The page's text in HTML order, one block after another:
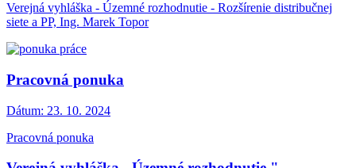
Verejná vyhláška - Územné rozhodnutie - Rozšírenie distribučnej
siete a PP, Ing. Marek Topor
Pracovná ponuka
Dátum: 23. 10. 2024
Pracovná ponuka